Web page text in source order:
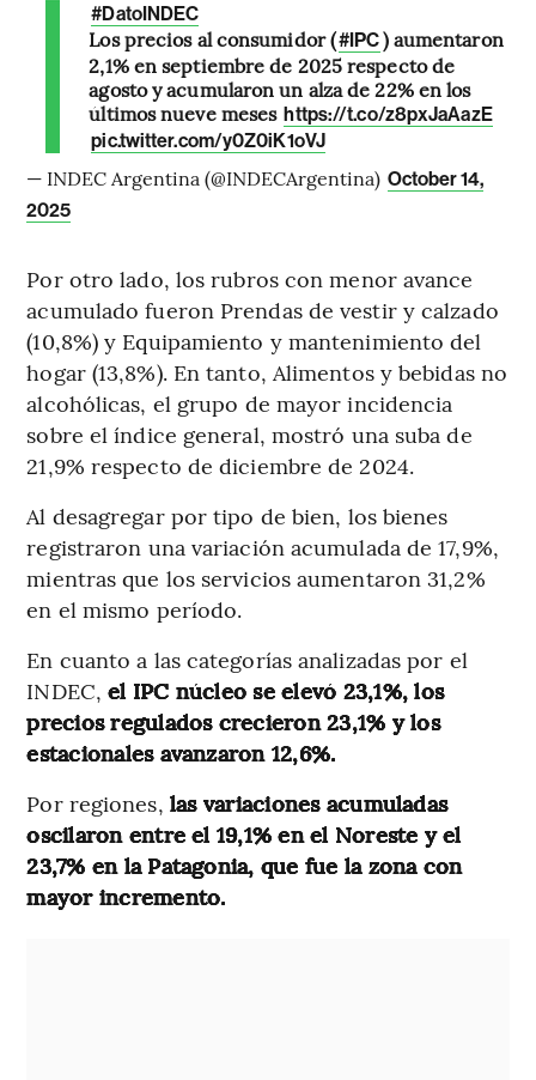
#DatoINDEC
Los precios al consumidor (#IPC) aumentaron
2,1% en septiembre de 2025 respecto de
agosto y acumularon un alza de 22% en los
últimos nueve meses https://t.co/z8pxJaAazE
pic.twitter.com/y0Z0iK1oVJ
— INDEC Argentina (@INDECArgentina) October 14,
2025
Por otro lado, los rubros con menor avance
acumulado fueron Prendas de vestir y calzado
(10,8%) y Equipamiento y mantenimiento del
hogar (13,8%). En tanto, Alimentos y bebidas no
alcohólicas, el grupo de mayor incidencia
sobre el índice general, mostró una suba de
21,9% respecto de diciembre de 2024.
Al desagregar por tipo de bien, los bienes
registraron una variación acumulada de 17,9%,
mientras que los servicios aumentaron 31,2%
en el mismo período.
En cuanto a las categorías analizadas por el
INDEC,el IPC núcleo se elevó 23,1%, los
precios regulados crecieron 23,1% y los
estacionales avanzaron 12,6%.
Por regiones, las variaciones acumuladas
oscilaron entre el 19,1% en el Noreste y el
23,7% en la Patagonia, que fue la zona con
mayor incremento.